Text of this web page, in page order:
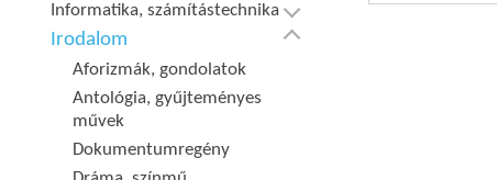
Informatika, számítástechnika
Irodalom
Aforizmák, gondolatok
Antológia, gyűjteményes
művek
Dokumentumregény